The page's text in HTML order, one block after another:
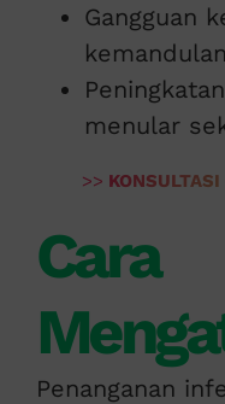
Gangguan
menular
>>
Cara
Penanganan